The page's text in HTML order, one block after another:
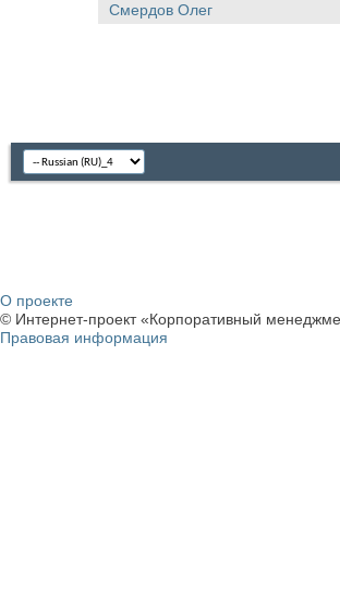
Смердов Олег
О проекте
© Интернет-проект «Корпоративный
Правовая информация